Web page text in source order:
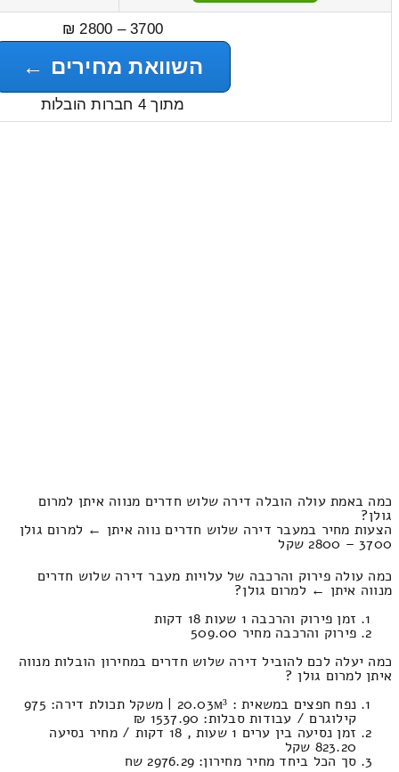
3700 – 2800 ₪
השוואת מחירים ←
מתוך 4 חברות הובלות
כמה באמת עולה הובלה דירה שלוש חדרים מנווה איתן למרום
גולן?
הצעות מחיר במעבר דירה שלוש חדרים נווה איתן ← למרום גולן
3700 – 2800 שקל
כמה עולה פירוק והרכבה של עלויות מעבר דירה שלוש חדרים
מנווה איתן ← למרום גולן?
זמן פירוק והרכבה 1 שעות 18 דקות
פירוק והרכבה מחיר 509.00
כמה יעלה לכם להוביל דירה שלוש חדרים במחירון הובלות מנווה
איתן למרום גולן ?
נפח חפצים במשאית : 20.03м³ | משקל תכולת דירה: 975
קילוגרם / עבודות סבלות: 1537.90 ₪
זמן נסיעה בין ערים 1 שעות , 18 דקות / מחיר נסיעה
823.20 שקל
סך הכל ביחד מחיר מחירון: 2976.29 שח